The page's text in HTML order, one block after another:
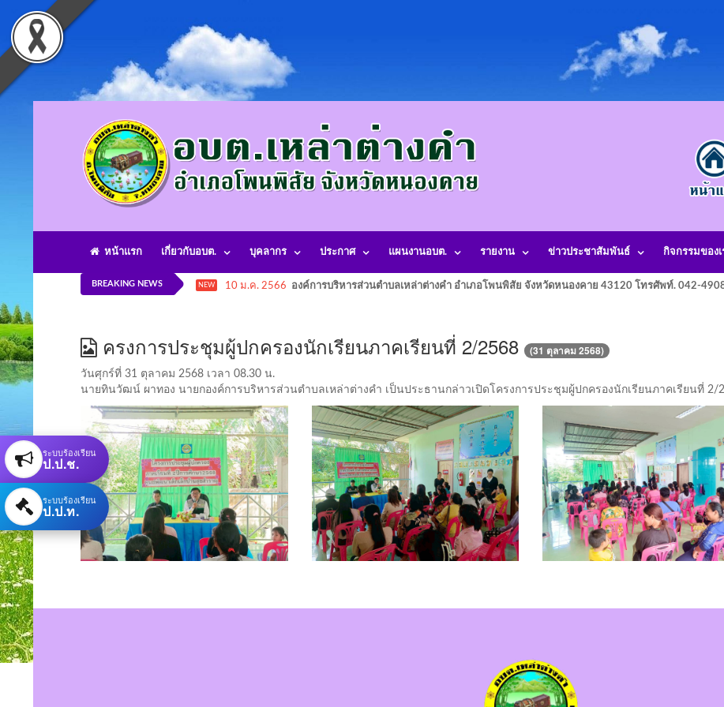
หน้าแรก เกี่ยวกับอบต. บุคลากร ประกาศ แผนงานอบต. รายงาน ข่าวประชาสัมพันธ์ กิจกรรมของเ
BREAKING NEWS NEW 10 ม.ค. 2566 องค์การบริหารส่วนตำบลเหล่าต่างคำ อำเภอโพนพิสัย จังหวัดหนองคาย 43120 โทรศัพท์. 042-
ครงการประชุมผู้ปกครองนักเรียนภาคเรียนที่ 2/2568 (31 ตุลาคม 2568)
วันศุกร์ที่ 31 ตุลาคม 2568 เวลา 08.30 น.
นายทินวัฒน์ ผาทอง นายกองค์การบริหารส่วนตำบลเหล่าต่างคำ เป็นประธานกล่าวเปิดโครงการประชุมผู้ปกครองนักเรียนภาคเรียนที่ 2/
ระบบร้องเรียน
ป.ป.ช.
ระบบร้องเรียน
ป.ป.ท.